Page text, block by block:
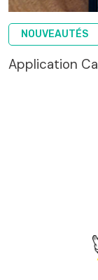
NOUVEAUTÉS
Application